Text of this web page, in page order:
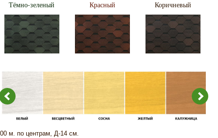
Тёмно-зеленый Красный Коричневый
м. по центрам, Д-14 см.